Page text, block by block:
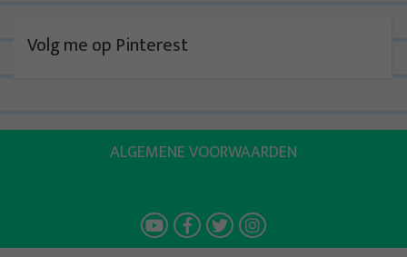
Volg me op Pinterest
ALGEMENE VOORWAARDEN